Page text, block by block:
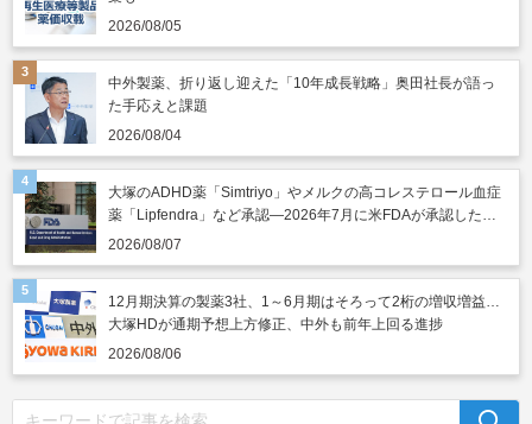
2026/08/05
中外製薬、折り返し迎えた「10年成長戦略」奥田社長が語っ
た手応えと課題
2026/08/04
大塚のADHD薬「Simtriyo」やメルクの高コレステロール血症
薬「Lipfendra」など承認―2026年7月に米FDAが承認した新
薬
2026/08/07
12月期決算の製薬3社、1～6月期はそろって2桁の増収増益…
大塚HDが通期予想上方修正、中外も前年上回る進捗
2026/08/06